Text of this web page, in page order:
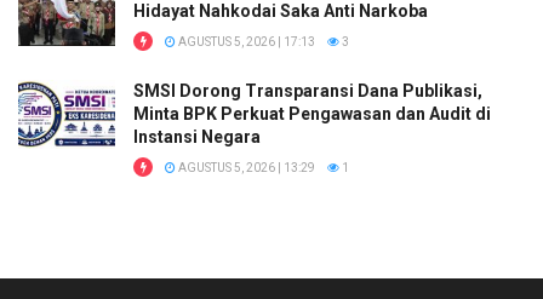
Hidayat Nahkodai Saka Anti Narkoba
AGUSTUS 5, 2026 | 17:13 3
SMSI Dorong Transparansi Dana Publikasi,
Minta BPK Perkuat Pengawasan dan Audit di
Instansi Negara
AGUSTUS 5, 2026 | 13:29 1